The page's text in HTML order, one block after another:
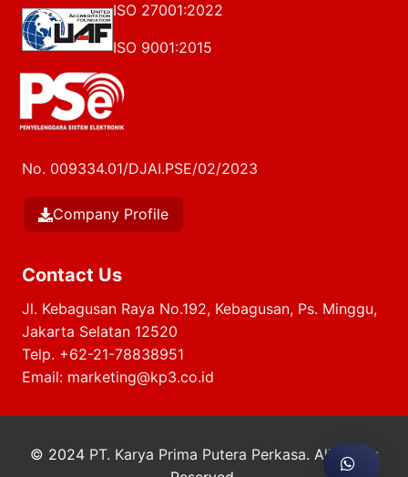
ISO 27001:2022
ISO 9001:2015
No. 009334.01/DJAI.PSE/02/2023
Company Profile
Contact Us
Jl. Kebagusan Raya No.192, Kebagusan, Ps. Minggu,
Jakarta Selatan 12520
Telp. +62-21-78838951
Email: marketing@kp3.co.id
© 2024 PT. Karya Prima Putera Perkasa. All Rights